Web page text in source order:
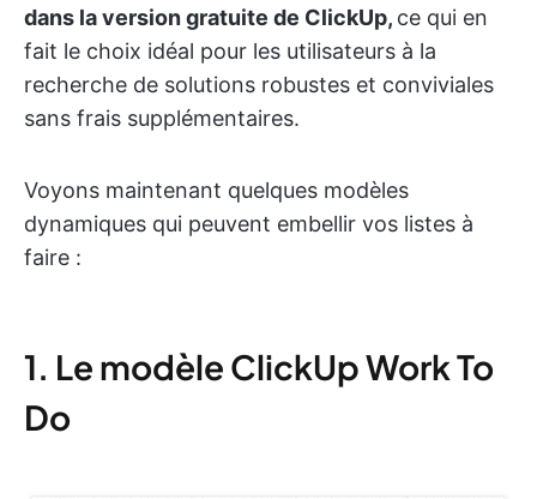
dans la version gratuite de ClickUp, ce qui en
fait le choix idéal pour les utilisateurs à la
recherche de solutions robustes et conviviales
sans frais supplémentaires.
Voyons maintenant quelques modèles
dynamiques qui peuvent embellir vos listes à
faire :
1. Le modèle ClickUp Work To
Do